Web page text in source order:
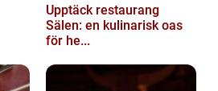
Upptäck restaurang
Sälen: en kulinarisk oas
för he...